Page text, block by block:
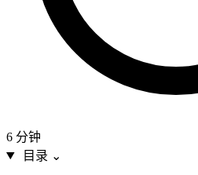
6 分钟
目录 ⌄